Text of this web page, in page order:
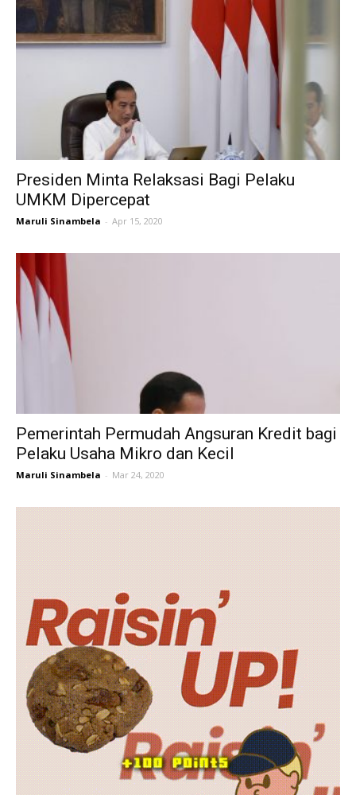
Presiden Minta Relaksasi Bagi Pelaku
UMKM Dipercepat
Maruli Sinambela - Apr 15, 2020
Pemerintah Permudah Angsuran Kredit bagi
Pelaku Usaha Mikro dan Kecil
Maruli Sinambela - Mar 24, 2020